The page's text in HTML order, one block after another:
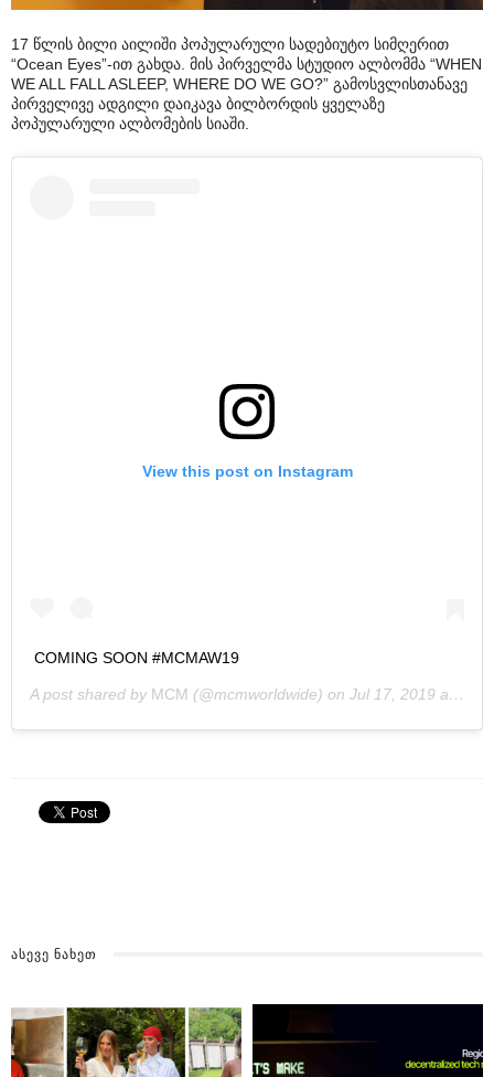
17 წლის ბილი აილიში პოპულარული სადებიუტო სიმღერით
“Ocean Eyes”-ით გახდა. მის პირველმა სტუდიო ალბომმა “WHEN
WE ALL FALL ASLEEP, WHERE DO WE GO?” გამოსვლისთანავე
პირველივე ადგილი დაიკავა ბილბორდის ყველაზე
პოპულარული ალბომების სიაში.
View this post on Instagram
COMING SOON #MCMAW19
A post shared by MCM (@mcmworldwide) on Jul 17, 2019 at 4:21am PDT
ᲐᲡᲔᲕᲔ ᲜᲐᲮᲔᲗ